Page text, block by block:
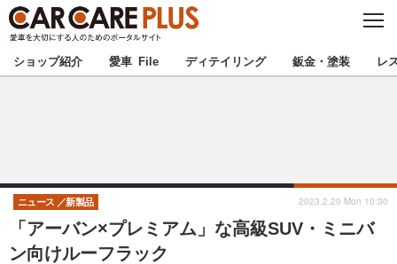
C
S
E
★カーケアプラス認定★ 厳選プロショップを地域から探す
甲信越 北陸
東海 関西
ショップ紹介 愛車 File ディテイリング 鈑金・塗装 レ
「アーバン×プレミアム」な高級SUV・ミニバ
ン向けルーフラック
ニュース 新製品 2023.2.20 Mon 10:30